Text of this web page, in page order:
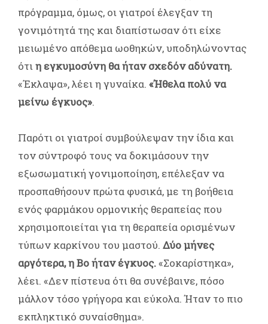
πρόγραμμα, όμως, οι γιατροί έλεγξαν τη
γονιμότητά της και διαπίστωσαν ότι είχε
μειωμένο απόθεμα ωοθηκών, υποδηλώνοντας
ότιη εγκυμοσύνη θα ήταν σχεδόν αδύνατη.
«Έκλαψα», λέει η γυναίκα. «Ήθελα πολύ να
μείνω έγκυος».
Παρότι οι γιατροί συμβούλεψαν την ίδια και
τον σύντροφό τους να δοκιμάσουν την
εξωσωματική γονιμοποίηση, επέλεξαν να
προσπαθήσουν πρώτα φυσικά, με τη βοήθεια
ενός φαρμάκου ορμονικής θεραπείας που
χρησιμοποιείται για τη θεραπεία ορισμένων
τύπων καρκίνου του μαστού. Δύο μήνες
αργότερα, η Bo ήταν έγκυος.«Σοκαρίστηκα»,
λέει. «Δεν πίστευα ότι θα συνέβαινε, πόσο
μάλλον τόσο γρήγορα και εύκολα. Ήταν το πιο
εκπληκτικό συναίσθημα».